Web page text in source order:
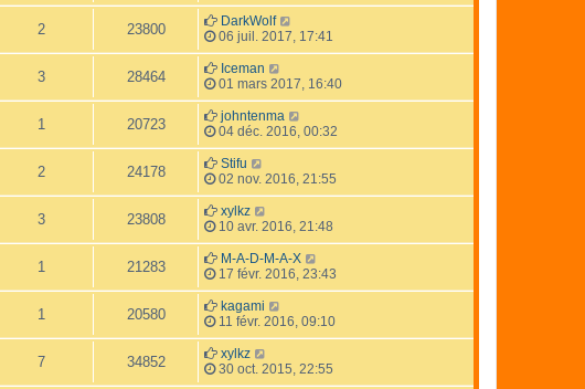
2 23800
DarkWolf
06 juil. 2017, 17:41
3 28464
Iceman
01 mars 2017, 16:40
1 20723
johntenma
04 déc. 2016, 00:32
2 24178
Stifu
02 nov. 2016, 21:55
3 23808
xylkz
10 avr. 2016, 21:48
1 21283
M-A-D-M-A-X
17 févr. 2016, 23:43
1 20580
kagami
11 févr. 2016, 09:10
7 34852
xylkz
30 oct. 2015, 22:55